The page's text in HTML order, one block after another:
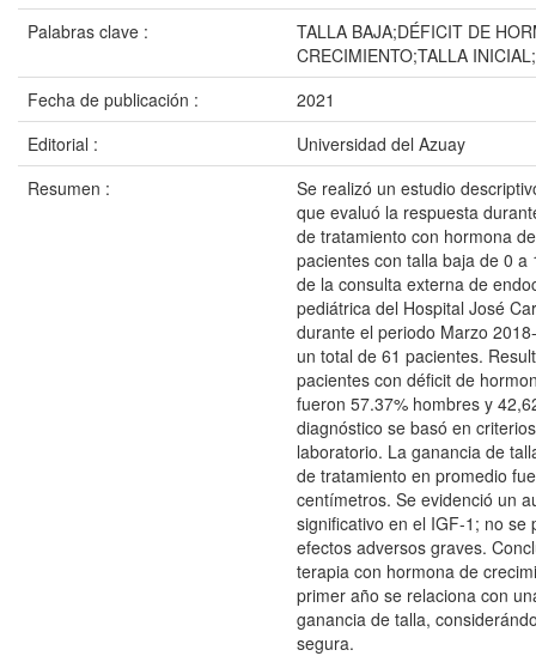
Palabras clave :
TALLA BAJA;DÉFICIT DE
CRECIMIENTO;TALLA
Fecha de publicación :
2021
Editorial :
Universidad del Azuay
Resumen :
Se realizó un estudio
que evaluó la respuesta
de tratamiento con hormona
pacientes con talla baja de 0 a
de la consulta externa de
pediátrica del Hospital José
durante el periodo Marzo
un total de 61 pacientes.
pacientes con déficit de
fueron 57.37% hombres y
diagnóstico se basó en
laboratorio. La ganancia de
de tratamiento en promedio
centímetros. Se evidenció un
significativo en el IGF-1; no se
efectos adversos graves.
terapia con hormona de
primer año se relaciona con
ganancia de talla,
segura.